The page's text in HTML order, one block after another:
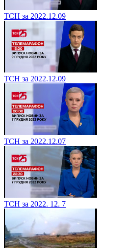
ТСН за 2022.12.09
ТСН за 2022.12.09
ТСН за 2022.12.07
ТСН за 2022. 12. 7